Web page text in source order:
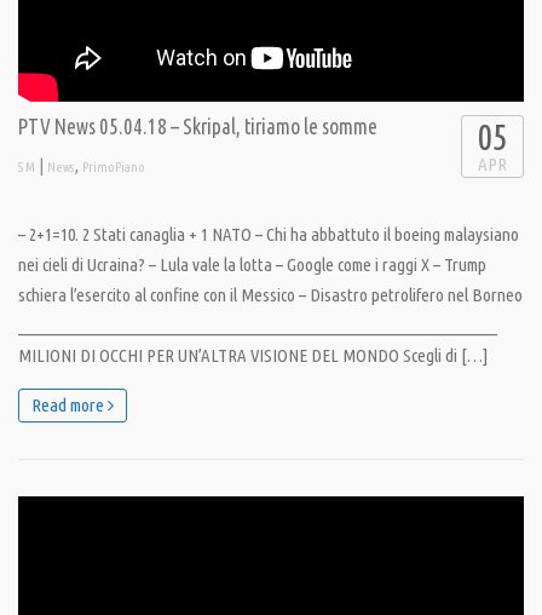
PTV News 05.04.18 – Skripal, tiriamo le somme
S M | News, PrimoPiano
05
APR
– 2+1=10. 2 Stati canaglia + 1 NATO – Chi ha abbattuto il boeing malaysiano
nei cieli di Ucraina? – Lula vale la lotta – Google come i raggi X – Trump
schiera l’esercito al confine con il Messico – Disastro petrolifero nel Borneo
MILIONI DI OCCHI PER UN’ALTRA VISIONE DEL MONDO Scegli di […]
Read more